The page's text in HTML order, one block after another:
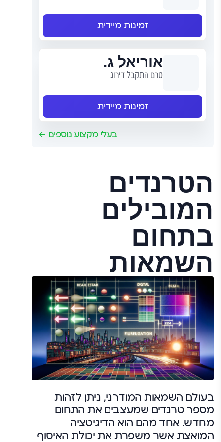
זמינות מיידית
אוריאל ג.
טרם התקבל דירוג
זמינות מיידית
בעלי מקצוע נוספים
הטרנדים
המובילים
בתחום
השמאות
בעולם השמאות המודרני, ניתן לזהות
מספר טרנדים שמעצבים את התחום
מחדש. אחד מהם הוא הדיגיטציה
המואצת אשר משפרת את יכולת האיסוף